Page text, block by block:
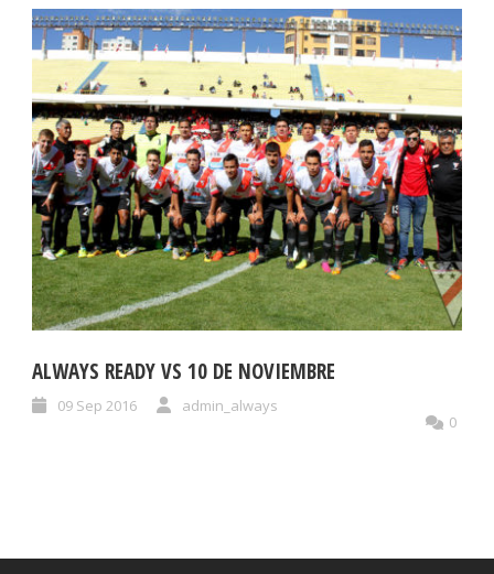
ALWAYS READY VS 10 DE NOVIEMBRE
09 Sep 2016
admin_always
0